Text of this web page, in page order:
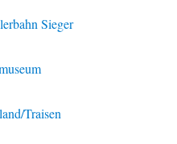
Sieger
Traisen